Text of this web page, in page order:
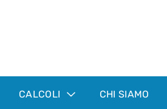
CALCOLI CHI SIAMO